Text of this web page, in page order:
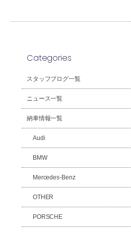
Categories
スタッフブログ一覧
ニュース一覧
納車情報一覧
Audi
BMW
Mercedes-Benz
OTHER
PORSCHE